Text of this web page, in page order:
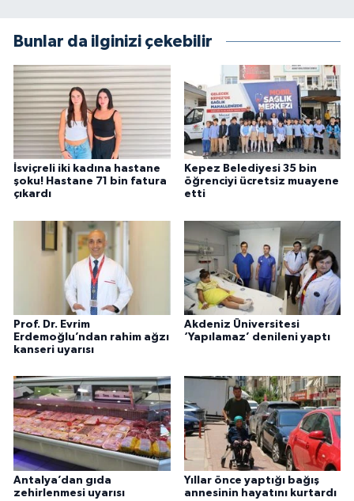
Bunlar da ilginizi çekebilir
İsviçreli iki kadına hastane
şoku! Hastane 71 bin fatura
çıkardı
Kepez Belediyesi 35 bin
öğrenciyi ücretsiz muayene
etti
Prof. Dr. Evrim
Erdemoğlu’ndan rahim ağzı
kanseri uyarısı
Akdeniz Üniversitesi
‘Yapılamaz’ denileni yaptı
Antalya’dan gıda
zehirlenmesi uyarısı
Yıllar önce yaptığı bağış
annesinin hayatını kurtardı